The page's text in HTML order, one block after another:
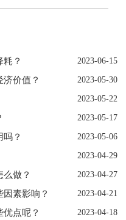
？ 2023-06-15
价值？ 2023-05-30
2023-05-22
2023-05-17
？ 2023-05-06
2023-04-29
做？ 2023-04-27
素影响？ 2023-04-21
点呢？ 2023-04-18